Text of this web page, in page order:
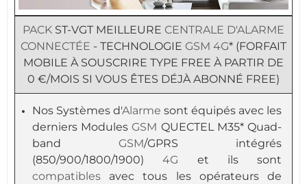
PACK ST-VGT MEILLEURE CENTRALE D'ALARME
CONNECTÉE - TECHNOLOGIE GSM 4G* (FORFAIT
MOBILE À SOUSCRIRE TYPE FREE À PARTIR DE
0 €/MOIS SI VOUS ÊTES DÉJÀ ABONNÉ FREE)
Nos Systèmes d'Alarme sont équipés avec les
derniers Modules GSM QUECTEL M35* Quad-
band GSM/GPRS intégrés
(850/900/1800/1900)4G et ils sont
compatibles avec tous les opérateurs de